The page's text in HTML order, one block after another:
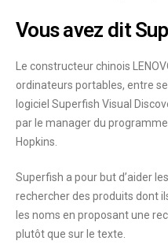
Vous avez dit
Le constructeur chinois
ordinateurs portables, entre
logiciel Superfish Visual
par le manager du
Hopkins.
Superfish a pour but d’aider
rechercher des produits dont
les noms en proposant une
plutôt que sur le texte.